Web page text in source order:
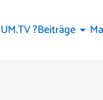
?Beiträge arrow_drop_down